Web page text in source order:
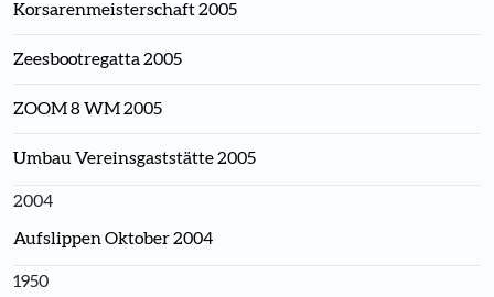
Korsarenmeisterschaft 2005
Zeesbootregatta 2005
ZOOM 8 WM 2005
Umbau Vereinsgaststätte 2005
2004
Aufslippen Oktober 2004
1950